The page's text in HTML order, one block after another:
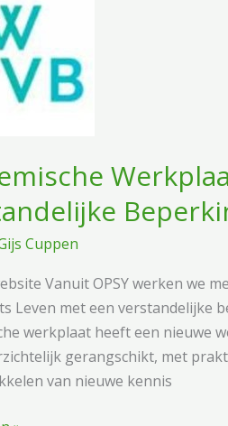
Cuppen
Vanuit OPSY werken we
Leven met een verstandelijke
werkplaat heeft een nieuwe
gerangschikt, met
van nieuwe kennis